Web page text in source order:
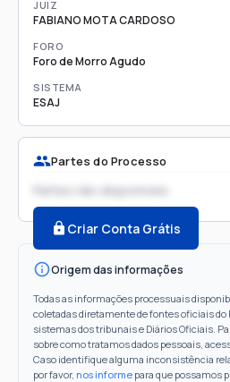
JUIZ
FABIANO MOTA CARDOSO
FORO
Foro de Morro Agudo
SISTEMA
ESAJ
Partes do Processo
Partes não disponíveis
Criar Conta Grátis
Origem das informações
Todas as informações processuais
coletadas diretamente de fontes oficiais do
sistemas dos tribunais e Diários Oficiais.
sobre como tratamos dados pessoais,
Caso identifique alguma inconsistência
por favor, nos informe para que possamos